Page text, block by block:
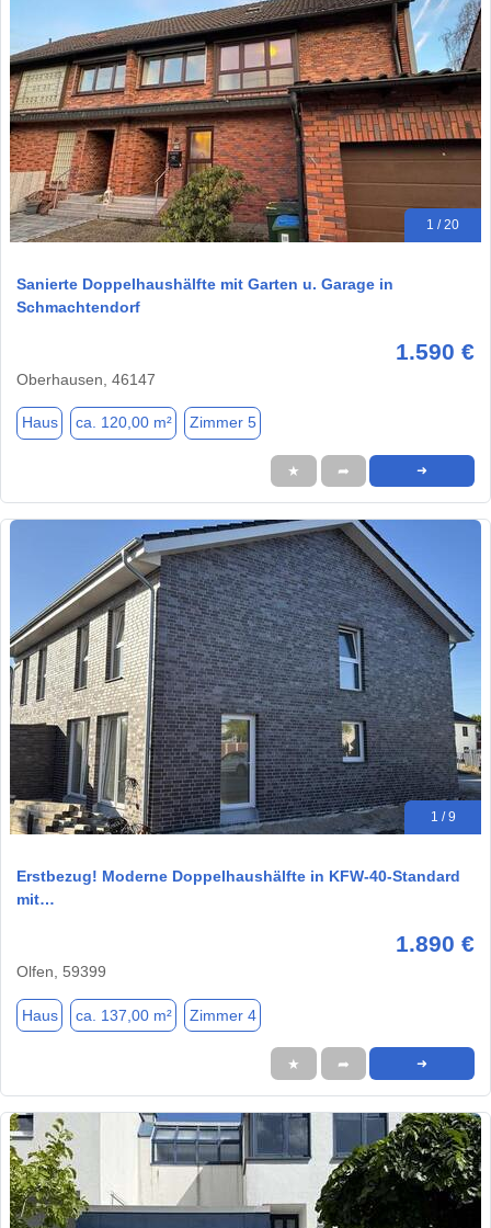
1 / 20
Sanierte Doppelhaushälfte mit Garten u. Garage in
Schmachtendorf
1.590 €
Oberhausen, 46147
Haus ca. 120,00 m² Zimmer 5
★ ➦ ➜
1 / 9
Erstbezug! Moderne Doppelhaushälfte in KFW-40-Standard
mit…
1.890 €
Olfen, 59399
Haus ca. 137,00 m² Zimmer 4
★ ➦ ➜